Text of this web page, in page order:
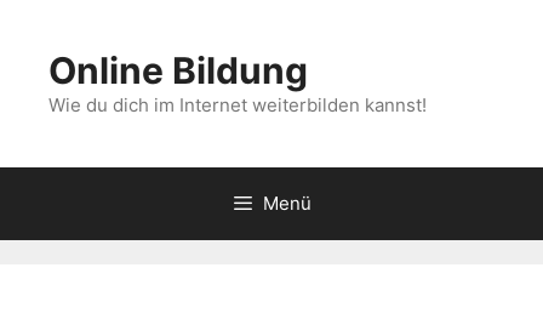
springenOnline Bildung
Wie du dich im Internet weiterbilden kannst!
Menü